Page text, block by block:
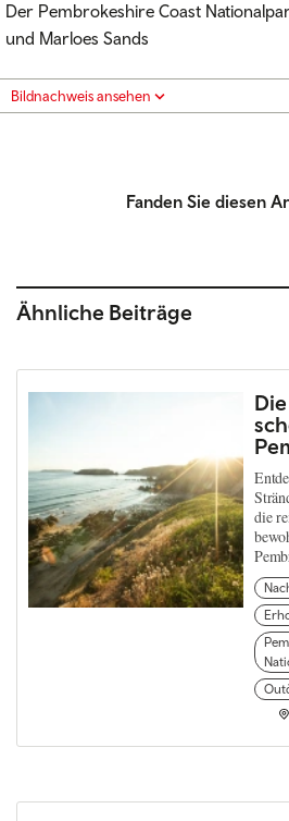
Der Pembrokeshire Coast
und Marloes Sands
Bildnachweis ansehen
Fanden Sie diesen
Ähnliche Beiträge
die